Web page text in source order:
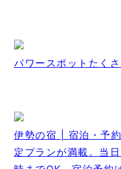
パワースポットたく
伊勢の宿 | 宿泊・予
定プランが満載。当